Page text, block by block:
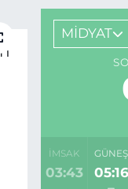
MİDYAT
İMSAK
03:43
GÜNEŞ
05:16